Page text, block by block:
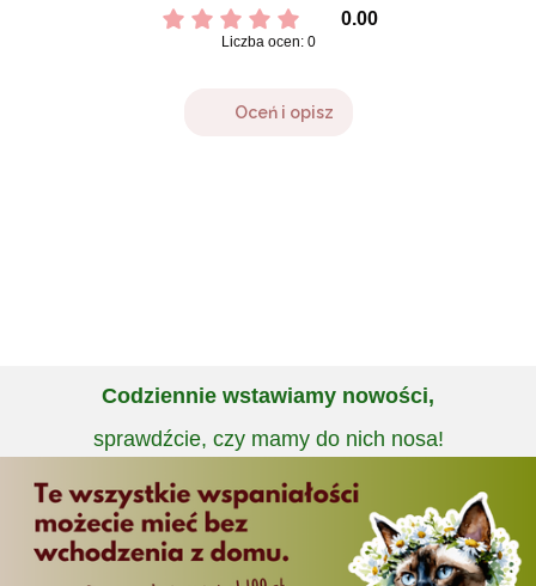
0.00
Liczba ocen: 0
Oceń i opisz
Codziennie wstawiamy nowości,
sprawdźcie, czy mamy do nich nosa!